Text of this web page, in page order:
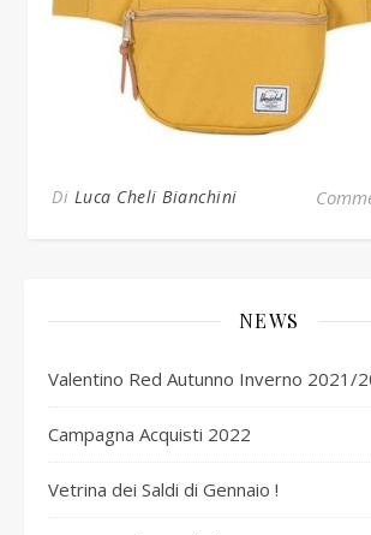
Di Luca Cheli Bianchini
NEWS
Valentino Red Autunno Inverno 2021/
Campagna Acquisti 2022
Vetrina dei Saldi di Gennaio !